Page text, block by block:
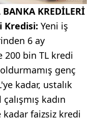
KREDİLERİ
Kredisi: Yeni iş
6 ay
200 bin TL kredi
genç
kadar, ustalık
kadın
faizsiz kredi